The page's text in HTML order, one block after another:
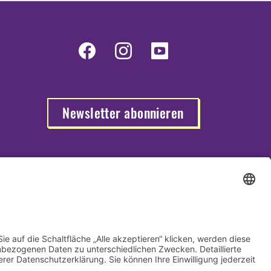
Newsletter abonnieren